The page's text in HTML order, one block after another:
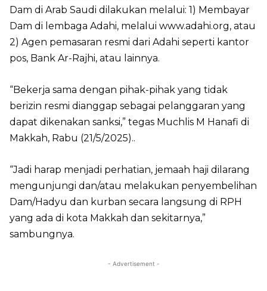
Dam di Arab Saudi dilakukan melalui: 1) Membayar
Dam di lembaga Adahi, melalui www.adahi.org, atau
2) Agen pemasaran resmi dari Adahi seperti kantor
pos, Bank Ar-Rajhi, atau lainnya.
“Bekerja sama dengan pihak-pihak yang tidak
berizin resmi dianggap sebagai pelanggaran yang
dapat dikenakan sanksi,” tegas Muchlis M Hanafi di
Makkah, Rabu (21/5/2025)..
“Jadi harap menjadi perhatian, jemaah haji dilarang
mengunjungi dan/atau melakukan penyembelihan
Dam/Hadyu dan kurban secara langsung di RPH
yang ada di kota Makkah dan sekitarnya,”
sambungnya.
- Advertisement -